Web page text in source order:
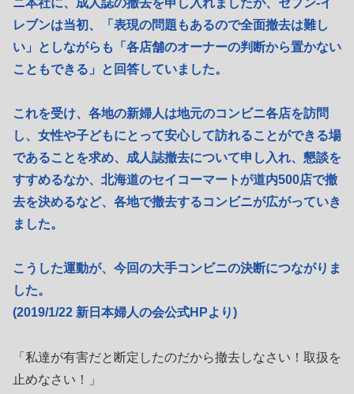
ニ本社に、成人誌の撤去を申し入れましたが、セブン-イ
レブンは当初、「表現の問題もあるので全面撤去は難し
い」としながらも「各店舗のオーナーの判断から置かない
こともできる」と回答していました。
これを受け、各地の新婦人は地元のコンビニ各店を訪問
し、女性や子どもにとって安心して訪れることができる場
であることを求め、成人誌撤去について申し入れ、懇談を
すすめるなか、北海道のセイコーマートが道内500店で撤
去を決めるなど、各地で撤去するコンビニが広がっていき
ました。
こうした運動が、今回の大手コンビニの決断につながりま
した。
(2019/1/22 新日本婦人の会公式HPより)
「私達が有害だと断定したのだから撤去しなさい！取扱を
止めなさい！」